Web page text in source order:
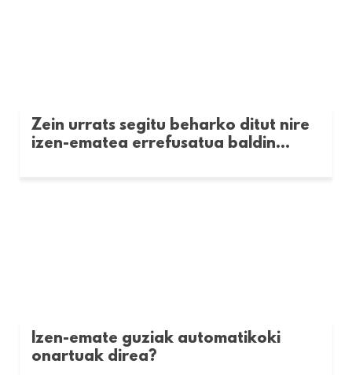
Zein urrats segitu beharko ditut nire
izen-ematea errefusatua baldin...
Izen-emate guziak automatikoki
onartuak direa?